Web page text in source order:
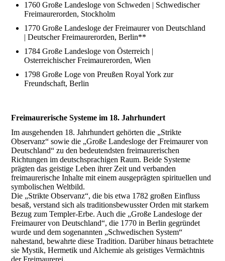
1760 Große Landesloge von Schweden | Schwedischer
Freimaurerorden, Stockholm
1770 Große Landesloge der Freimaurer von Deutschland
| Deutscher Freimaurerorden, Berlin**
1784 Große Landesloge von Österreich |
Osterreichischer Freimaurerorden, Wien
1798 Große Loge von Preußen Royal York zur
Freundschaft, Berlin
Freimaurerische Systeme im 18. Jahrhundert
Im ausgehenden 18. Jahrhundert gehörten die „Strikte
Observanz“ sowie die „Große Landesloge der Freimaurer von
Deutschland“ zu den bedeutendsten freimaurerischen
Richtungen im deutschsprachigen Raum. Beide Systeme
prägten das geistige Leben ihrer Zeit und verbanden
freimaurerische Inhalte mit einem ausgeprägten spirituellen und
symbolischen Weltbild.
Die „Strikte Observanz“, die bis etwa 1782 großen Einfluss
besaß, verstand sich als traditionsbewusster Orden mit starkem
Bezug zum Templer-Erbe. Auch die „Große Landesloge der
Freimaurer von Deutschland“, die 1770 in Berlin gegründet
wurde und dem sogenannten „Schwedischen System“
nahestand, bewahrte diese Tradition. Darüber hinaus betrachtete
sie Mystik, Hermetik und Alchemie als geistiges Vermächtnis